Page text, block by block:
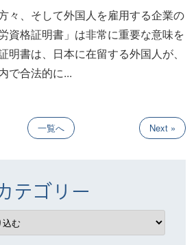
々、そして外国人を雇用する企業の
資格証明書」は非常に重要な意味を
明書は、日本に在留する外国人が、
で合法的に...
一覧へ Next »
テゴリー